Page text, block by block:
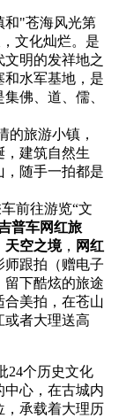
和"苍海风光第
文化灿烂。是
明的发祥地之
和水军基地，是
佛、道、儒、
的旅游小镇，
，建筑自然生
，随手一拍都是
前往游览“文
吉普车网红旅
天空之境， 网红
师跟拍（赠电子
留下酷炫的旅途
合美拍，在苍山
或者大理送高
24个历史文化
中心，在古城内
，承载着大理历